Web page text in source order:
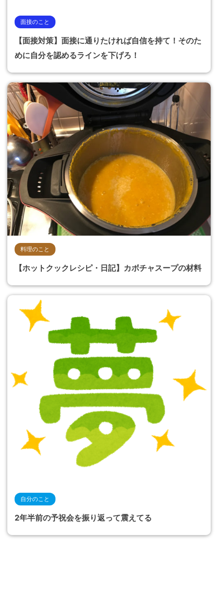
面接のこと
【面接対策】面接に通りたければ自信を持て！そのた
めに自分を認めるラインを下げろ！
料理のこと
【ホットクックレシピ・日記】カボチャスープの材料
自分のこと
2年半前の予祝会を振り返って震えてる